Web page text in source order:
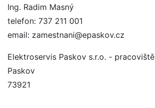
Ing. Radim Masný
telefon: 737 211 001
email: zamestnani@epaskov.cz
Elektroservis Paskov s.r.o. - pracoviště
Paskov
73921